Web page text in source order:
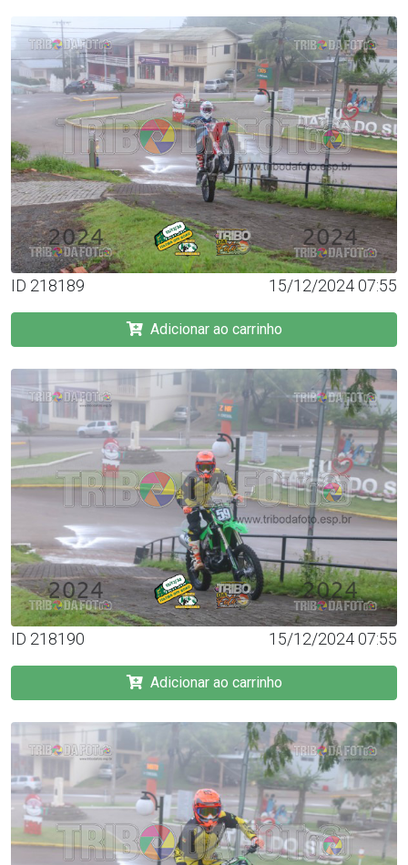
ID 218189 15/12/2024 07:55
Adicionar ao carrinho
ID 218190 15/12/2024 07:55
Adicionar ao carrinho